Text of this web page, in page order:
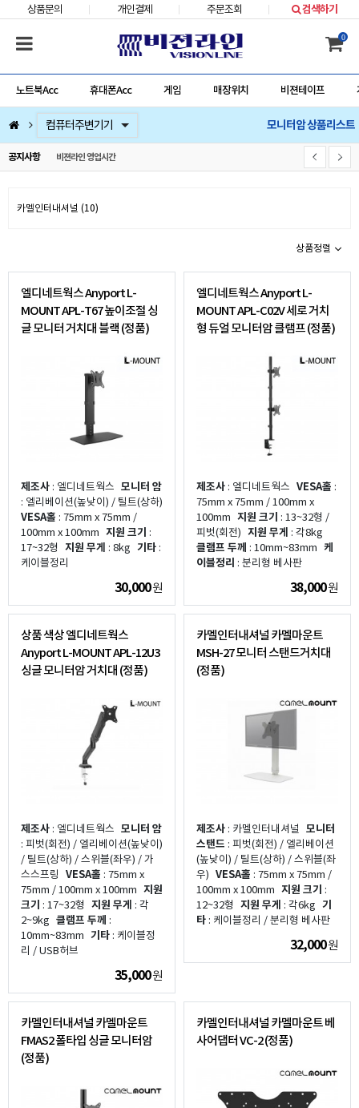
상품문의 개인결제 주문조회 검색하기
0
노트북Acc 휴대폰Acc 게임 매장위치 비젼테이프
컴퓨터부품
베스트 상품
컴퓨터주변기기
저장장치/네트웍/케이블/배터리/충전기/잠금장치
마우스/키보드/키패드/패드/번지/덕/손목받침대/타블렛
스피커/이어폰/헤드셋/거치대/마이크
게임
노트북Acc
게임슬라이더
휴대폰Acc 모니터암 상품리스트
공지사항 비젼라인 영업시간
카멜인터내셔널 (10)
상품정렬
엘디네트웍스 Anyport L-
MOUNT APL-T67 높이조절 싱
글 모니터 거치대 블랙 (정품)
제조사 : 엘디네트웍스 모니터 암
: 엘리베이션(높낮이) / 틸트(상하)
VESA홀 : 75mm x 75mm /
100mm x 100mm 지원 크기 :
17~32형 지원 무게 : 8kg 기타 :
케이블정리
30,000원
엘디네트웍스 Anyport L-
MOUNT APL-C02V 세로 거치
형 듀얼 모니터암 클램프 (정품)
제조사 : 엘디네트웍스 VESA홀 :
75mm x 75mm / 100mm x
100mm 지원 크기 : 13~32형 /
피벗(회전) 지원 무게 : 각8kg
클램프 두께 : 10mm~83mm 케
이블정리 : 분리형 베사판
38,000원
상품 색상 엘디네트웍스
Anyport L-MOUNT APL-12U3
싱글 모니터암 거치대 (정품)
제조사 : 엘디네트웍스 모니터 암
: 피벗(회전) / 엘리베이션(높낮이)
/ 틸트(상하) / 스위블(좌우) / 가
스스프링 VESA홀 : 75mm x
75mm / 100mm x 100mm 지원
크기 : 17~32형 지원 무게 : 각
2~9kg 클램프 두께 :
10mm~83mm 기타 : 케이블정
리 / USB허브
35,000원
카멜인터내셔널 카멜마운트
MSH-27 모니터 스탠드거치대
(정품)
제조사 : 카멜인터내셔널 모니터
스탠드 : 피벗(회전) / 엘리베이션
(높낮이) / 틸트(상하) / 스위블(좌
우) VESA홀 : 75mm x 75mm /
100mm x 100mm 지원 크기 :
12~32형 지원 무게 : 각6kg 기
타 : 케이블정리 / 분리형 베사판
32,000원
카멜인터내셔널 카멜마운트
FMAS2 폴타입 싱글 모니터암
(정품)
카멜인터내셔널 카멜마운트 베
사어댑터 VC-2 (정품)